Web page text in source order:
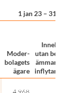
1 jan 23 – 31 dec
Moder-
bolagets
ägare
Innehav
utan best-
ämmande
inflytande